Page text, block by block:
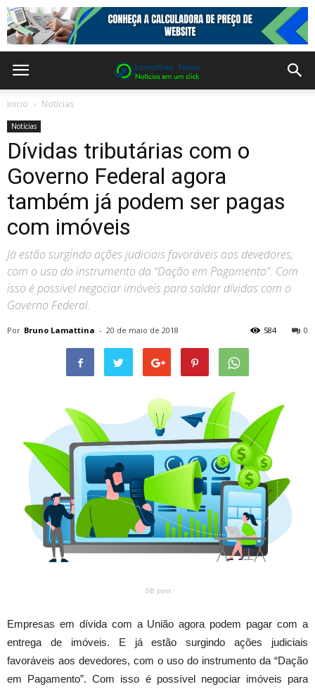
Inicio Notícias
Notícias
Dívidas tributárias com o
Governo Federal agora
também já podem ser pagas
com imóveis
Já estão surgindo ações judiciais favoráveis aos devedores,
com o uso do instrumento da “Dação em Pagamento”. Com
isso é possível negociar imóveis para saldar dívidas com o
Governo Federal.
Por Bruno Lamattina - 20 de maio de 2018 0
584
SB post
Empresas em dívida com a União agora podem pagar com a
entrega de imóveis. E já estão surgindo ações judiciais
favoráveis aos devedores, com o uso do instrumento da “Dação
em Pagamento”. Com isso é possível negociar imóveis para